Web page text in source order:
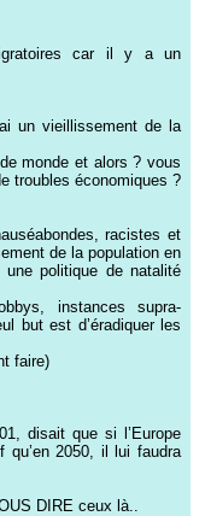
car il y a un
un vieillissement de la
monde et alors ? vous
troubles économiques ?
racistes et
de la population en
politique de natalité
instances supra-
but est d’éradiquer les
faire)
disait que si l’Europe
2050, il lui faudra
DIRE ceux là..